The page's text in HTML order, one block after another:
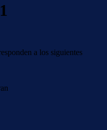
a los siguientes